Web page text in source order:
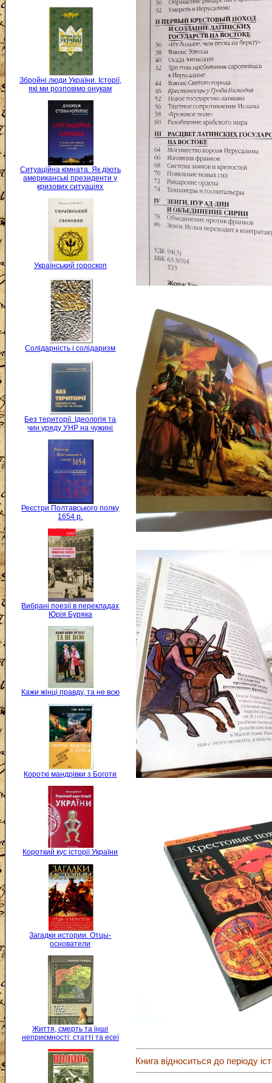
Збройні люди України. Історії,
які ми розповімо онукам
Ситуаційна кімната. Як діють
американські президенти у
кризових ситуаціях
Український гороскоп
Солідарність і солідаризм
Без території. Ідеологія та
чин уряду УНР на чужині
Реєстри Полтавського полку
1654 р.
Вибрані поезії в перекладах
Юрія Буряка
Кажи жінці правду, та не всю
Короткі мандрівки з Боготи
Короткий кус історії України
Загадки истории. Отцы-
основатели
Життя, смерть та інші
неприємності: статті та есеї
Книга відноситься до періоду